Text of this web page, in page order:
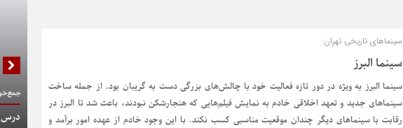
سینماهای تاریخی تهران:
سینما البرز
سینما البرز به ویژه در دور تازه فعالیت خود با چالش‌های بزرگی دست به گریبان بود. از جمله ساخت
سینماهای جدید و تعهد اخلاقی خادم به نمایش فیلم‌هایی که هنجارشکن نبودند، باعث شد تا البرز در
رقابت با سینماهای دیگر چندان موقعیت مناسبی کسب نکند. با این وجود خادم از عهده امور برآمد و
درس